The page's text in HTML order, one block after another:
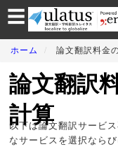
☰
学
術
訳
サ
ー
ビ
ス
紹
ホーム 論文翻訳料金
論文翻訳
計算
以下は論文翻訳サービ
なサービスを選択なら